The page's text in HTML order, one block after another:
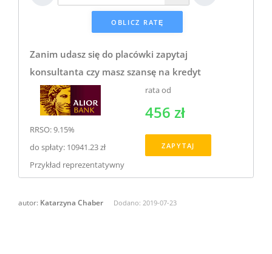
Zanim udasz się do placówki zapytaj
konsultanta czy masz szansę na kredyt
RRSO: 9.15%
do spłaty: 10941.23 zł
Przykład reprezentatywny
rata od
456 zł
ZAPYTAJ
autor: Katarzyna Chaber Dodano:2019-07-23